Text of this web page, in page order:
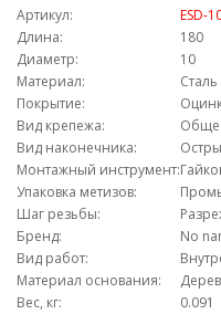
Артикул:
ESD-
Длина:
180
Диаметр:
10
Материал:
Сталь
Покрытие:
Вид крепежа:
Вид наконечника:
Монтажный инструмент:
Упаковка метизов:
Шаг резьбы:
Бренд:
No
Вид работ:
Материал основания:
Вес, кг:
0.091